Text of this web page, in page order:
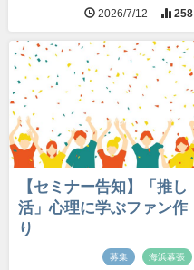
2026/7/12 258
【セミナー告知】「推し
活」心理に学ぶファン作
り
募集 海浜幕張